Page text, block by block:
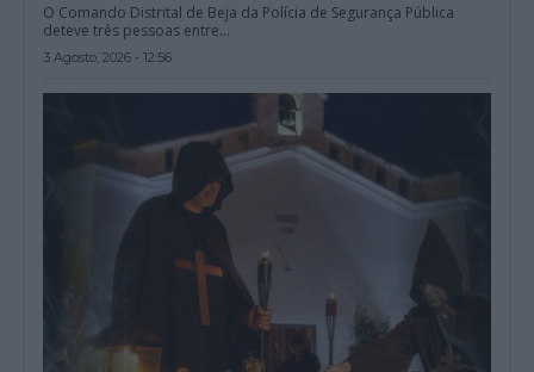
O Comando Distrital de Beja da Polícia de Segurança Pública
deteve três pessoas entre...
3 Agosto, 2026 - 12:56